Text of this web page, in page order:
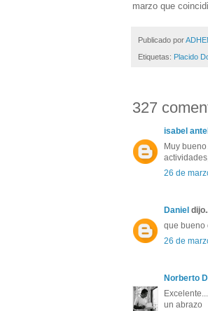
marzo que
Publicado por
Etiquetas: Placido
327
isabel
Muy
26 de
Daniel
que bueno
26 de
Norberto
un abrazo